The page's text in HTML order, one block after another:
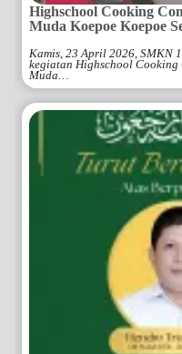
Highschool Cooking
Muda Koepoe Koepoe
Kamis, 23 April 2026, SMKN
kegiatan Highschool
Muda…